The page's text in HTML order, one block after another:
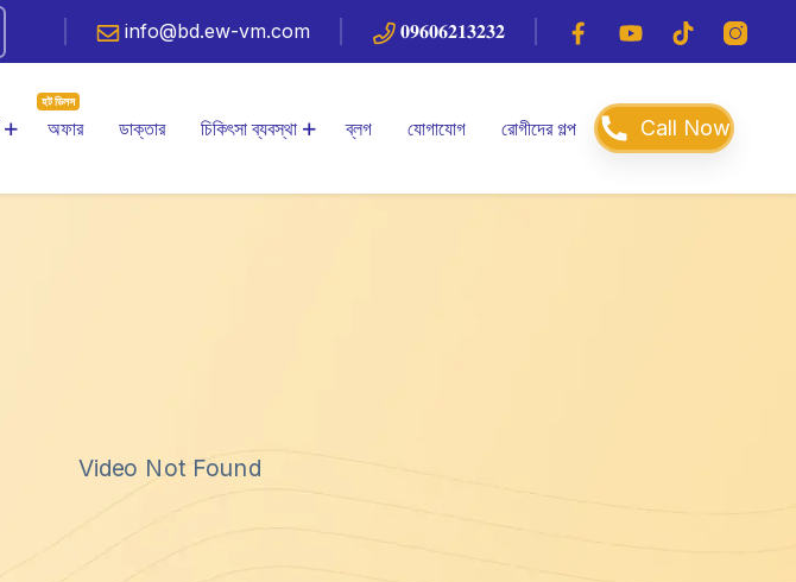
info@bd.ew-vm.com 𝟎𝟗𝟔𝟎𝟔𝟐𝟏𝟑𝟐𝟑𝟐
অফার
হট ডিলস
ডাক্তার চিকিৎসা ব্যবস্থা ব্লগ যোগাযোগ রোগীদের গল্প Call Now
Video Not Found